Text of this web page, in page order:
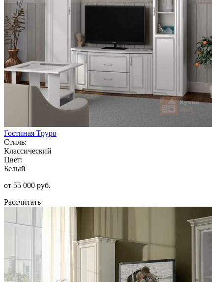
Гостиная Труро
Стиль:
Классический
Цвет:
Белый
от 55 000 руб.
Рассчитать